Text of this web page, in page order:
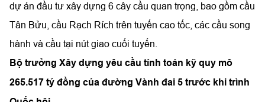
dự án đầu tư xây dựng 6 cây cầu quan trọng, bao gồm cầu
Tân Bửu, cầu Rạch Rích trên tuyến cao tốc, các cầu song
hành và cầu tại nút giao cuối tuyến.
Bộ trưởng Xây dựng yêu cầu tính toán kỹ quy mô
265.517 tỷ đồng của đường Vành đai 5 trước khi trình